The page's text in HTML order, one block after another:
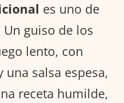
es uno de
guiso de los
lento, con
una salsa espesa,
receta humilde,